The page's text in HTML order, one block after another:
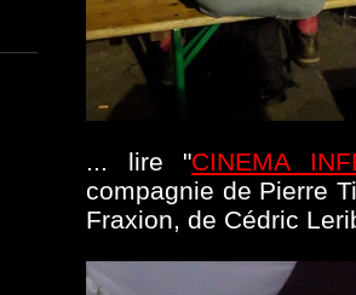
... lire "CINEMA
compagnie de Pierre
Fraxion, de Cédric